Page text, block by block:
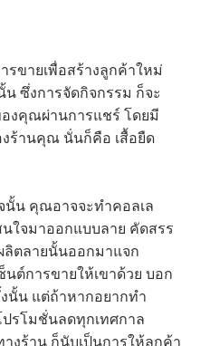
ขายเพื่อสร้างลูกค้าใหม่
ซึ่งการจัดกิจกรรม ก็จะ
งคุณผ่านการแชร์ โดยมี
ร้านคุณ นั่นก็คือ เสื้อยืด
น คุณอาจจะทำคอลเล
ใจมาออกแบบลาย คัดสรร
ลิตลายนั้นออกมาแจก
นต์การขายให้เขาด้วย บอก
งนั้น แต่ถ้าหากอยากทำ
ปรโมชั่นลดทุกเทศกาล
งร้าน ก็นับเป็นการให้ลูกค้า